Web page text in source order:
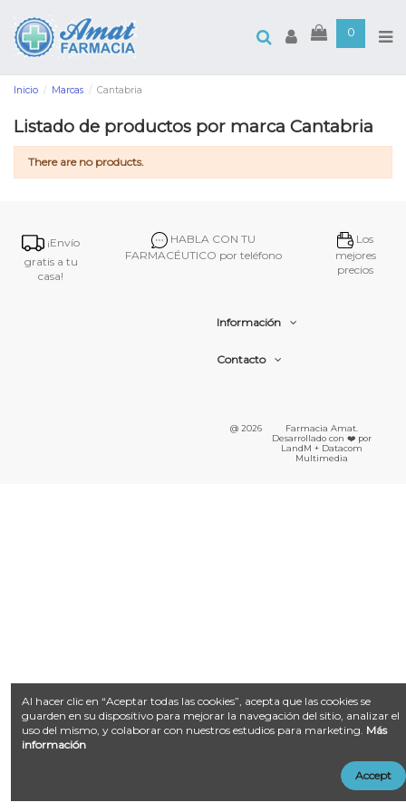
0
Inicio Marcas Cantabria
Listado de productos por marca Cantabria
There are no products.
¡Envío
gratis a tu
casa!
HABLA CON TU
FARMACÉUTICO por teléfono
Los
mejores
precios
Información
Contacto
@ 2026
Farmacia Amat.
Desarrollado con ❤️ por
LandM + Datacom
Multimedia
Al hacer clic en “Aceptar todas las cookies”, acepta que las cookies se
guarden en su dispositivo para mejorar la navegación del sitio, analizar el
uso del mismo, y colaborar con nuestros estudios para marketing. Más
información
Accept